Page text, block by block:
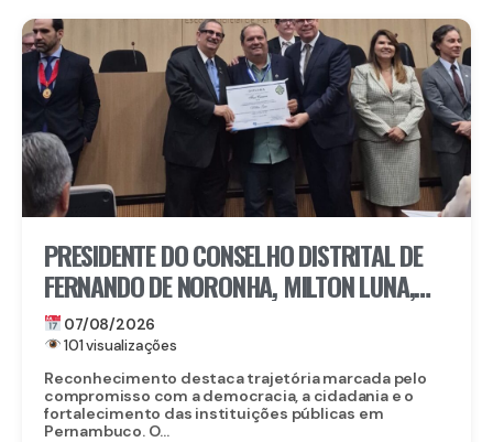
PRESIDENTE DO CONSELHO DISTRITAL DE
FERNANDO DE NORONHA, MILTON LUNA,
RECEBE MEDALHA DO MÉRITO ELEITORAL
FREI CANECA, UMA DAS MAIORES
HONRARIAS DO TRE-PE
07/08/2026
101 visualizações
Reconhecimento destaca trajetória marcada pelo
compromisso com a democracia, a cidadania e o
fortalecimento das instituições públicas em
Pernambuco. O...